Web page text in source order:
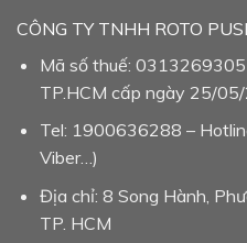
CÔNG TY TNHH ROTO
Mã số thuế:
TP.HCM cấp ngày 25/
Tel: 1900636288 –
Viber…)
Địa chỉ: 8 Song Hành,
TP. HCM